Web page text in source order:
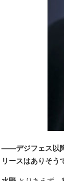
――デジフェス以
リースはありそう